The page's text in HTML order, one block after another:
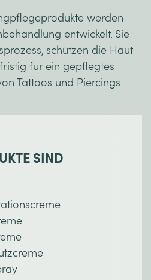
werden
entwickelt. Sie
schützen die Haut
für ein gepflegtes
Tattoos und Piercings.
SIND